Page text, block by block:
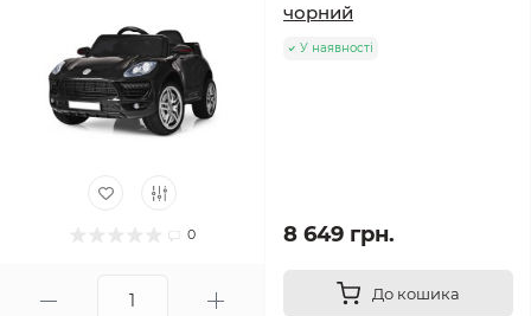
0
чорний
У наявності
8 649 грн.
До кошика